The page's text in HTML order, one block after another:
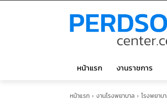
หน้าแรก งานราชการ
หน้าแรก งานโรงพยาบาล โรงพยาบ